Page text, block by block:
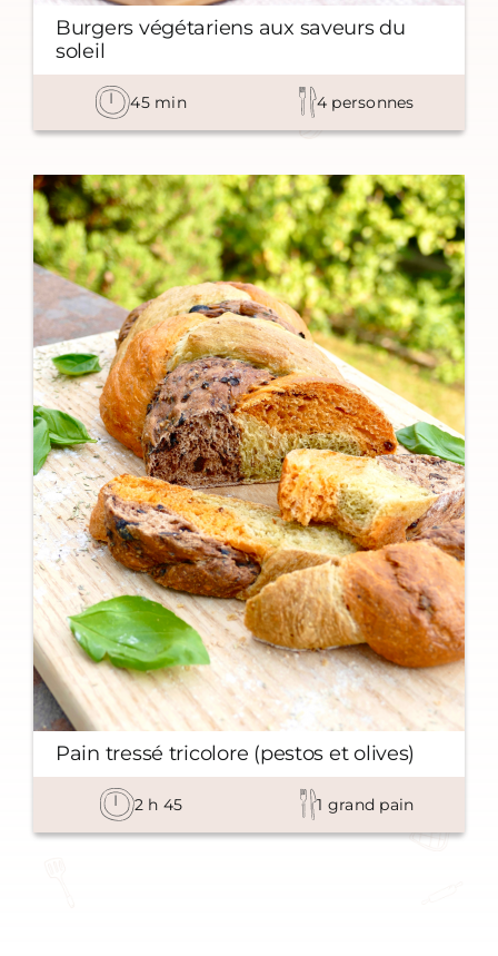
Burgers végétariens aux saveurs du
soleil
45min 4 personnes
Pain tressé tricolore (pestos et olives)
2 h 45 1 grand pain